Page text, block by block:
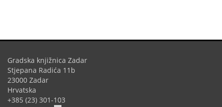
Gradska knjižnica Zadar
Stjepana Radića 11b
23000 Zadar
Hrvatska
+385 (23) 301-103